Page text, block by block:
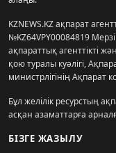
KZNEWS.KZ ақпарат
№KZ64VPY00084819
ақпараттық агенттікті
қою туралы куәлігі,
министрлігінің Ақпарат
Бұл желілік ресурстың
асқан азаматтарға
БІЗГЕ ЖАЗЫЛУ